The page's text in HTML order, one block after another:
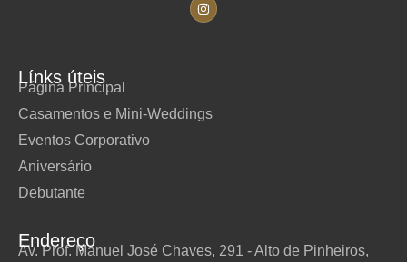
Línks úteis
Página Principal
Casamentos e Mini-Weddings
Eventos Corporativo
Aniversário
Debutante
Endereço
Av. Prof. Manuel José Chaves, 291 - Alto de Pinheiros,